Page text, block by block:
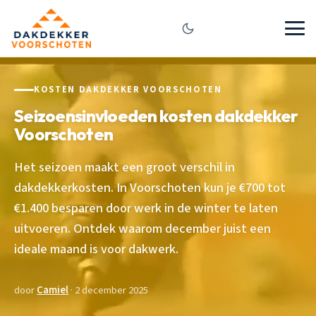
KOSTEN DAKDEKKER VOORSCHOTEN
Seizoensinvloeden kosten dakdekker
Voorschoten
Het seizoen maakt een groot verschil in
dakdekkerkosten. In Voorschoten kun je €700 tot
€1.400 besparen door werk in de winter te laten
uitvoeren. Ontdek waarom december juist een
ideale maand is voor dakwerk.
doorCamiel· 2 december 2025